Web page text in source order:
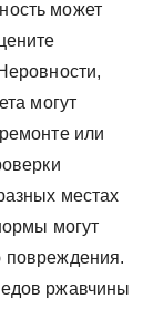
может
могут
или
местах
могут
повреждения.
ржавчины